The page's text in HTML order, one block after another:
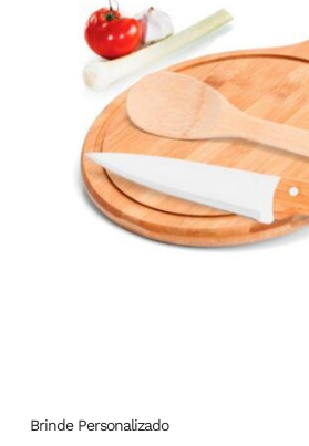
Brinde Personalizado